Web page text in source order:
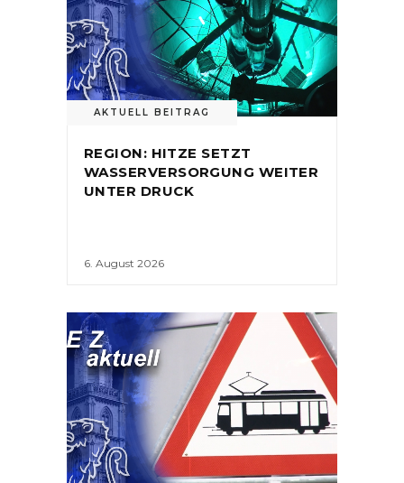
AKTUELL BEITRAG
REGION: HITZE SETZT
WASSERVERSORGUNG WEITER
UNTER DRUCK
6. August 2026